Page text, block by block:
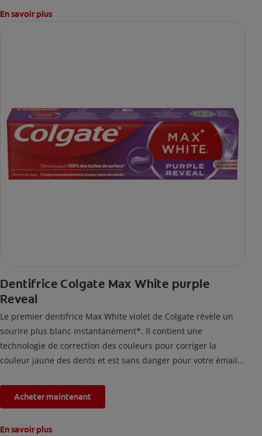
En savoir plus
Dentifrice Colgate Max White purple
Reveal
Le premier dentifrice Max White violet de Colgate révèle un
sourire plus blanc instantanément*. Il contient une
technologie de correction des couleurs pour corriger la
couleur jaune des dents et est sans danger pour votre émail.
Acheter maintenant
En savoir plus